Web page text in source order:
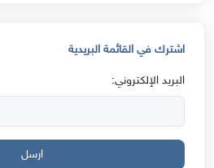
اشترك في القائمة البريدية
البريد الإلكتروني:
ارسل